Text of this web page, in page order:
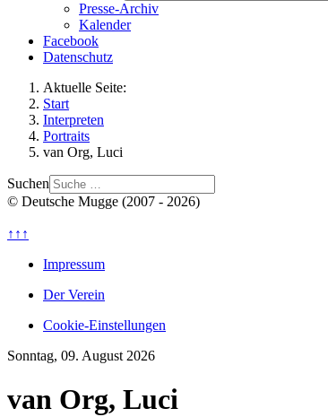
Presse-Archiv
Kalender
Facebook
Datenschutz
Aktuelle Seite:
Start
Interpreten
Portraits
van Org, Luci
Suchen
© Deutsche Mugge (2007 - 2026)
↑↑↑
Impressum
Der Verein
Cookie-Einstellungen
Sonntag, 09. August 2026
van Org, Luci